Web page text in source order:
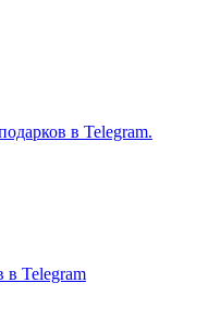
в Telegram.
в Telegram